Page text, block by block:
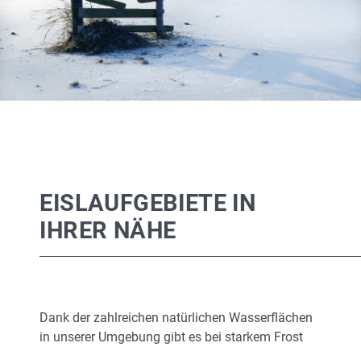
EISLAUFGEBIETE IN
IHRER NÄHE
Dank der zahlreichen natürlichen Wasserflächen
in unserer Umgebung gibt es bei starkem Frost